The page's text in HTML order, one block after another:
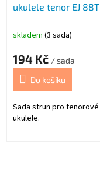
ukulele tenor EJ 88T
skladem (3 sada)
194 Kč / sada
Do košíku
Sada strun pro tenorové
ukulele.